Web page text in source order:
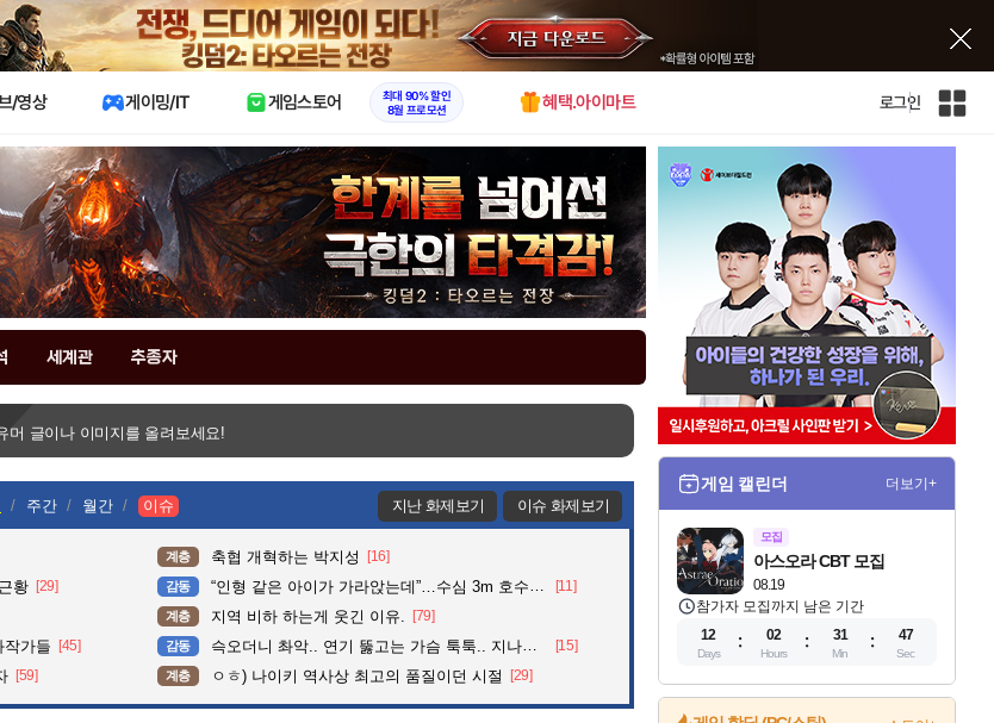
X
/영상 게이밍/IT 게임스토어
최대 90% 할인
8월 프로모션
혜택.아이마트 로그인
인
세계관 추종자
머 글이나 이미지를 올려보세요!
주간 월간 이슈 지난 화제보기 이슈 화제보기
계층 축협 개혁하는 박지성 [16]
황 [29] 감동 “인형 같은 아이가 가라앉는데”…수심 3m 호수 뛰어든 60대 의인 [11]
계층 지역 비하 하는게 웃긴 이유. [79]
작가들 [45] 감동 슥오더니 촤악.. 연기 뚫고는 가슴 툭툭.. 지나가던 아재의 정체 [15]
[59] 계층 ㅇㅎ) 나이키 역사상 최고의 품질이던 시절 [29]
게임 캘린더 더보기+
모집
08.19
아스오라 CBT 모집
참가자 모집까지 남은 기간
12
Days
02
Hours
31
Min
43
Sec